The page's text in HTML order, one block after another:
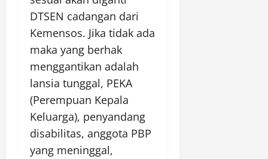
DTSEN cadangan dari
Kemensos. Jika tidak ada
maka yang berhak
menggantikan adalah
lansia tunggal, PEKA
(Perempuan Kepala
Keluarga), penyandang
disabilitas, anggota PBP
yang meninggal,